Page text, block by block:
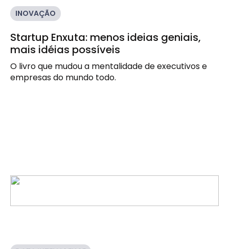
INOVAÇÃO
Startup Enxuta: menos ideias geniais,
mais idéias possíveis
O livro que mudou a mentalidade de executivos e
empresas do mundo todo.